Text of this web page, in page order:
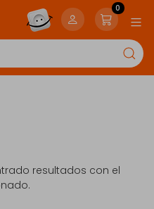
0
resultados con el